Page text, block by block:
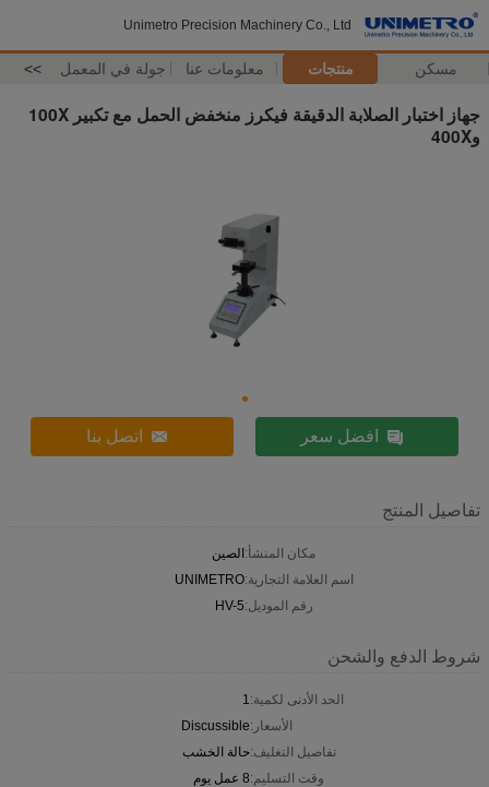
Unimetro Precision Machinery Co., Ltd
مسكن منتجات معلومات عنا جولة في المعمل >>
جهاز اختبار الصلابة الدقيقة فيكرز منخفض الحمل مع تكبير 100X
و400X
افضل سعر اتصل بنا
تفاصيل المنتج
مكان المنشأ:الصين
اسم العلامة التجارية:UNIMETRO
رقم الموديل:HV-5
شروط الدفع والشحن
الحد الأدنى لكمية:1
الأسعار:Discussible
تفاصيل التغليف:حالة الخشب
وقت التسليم:8 عمل يوم